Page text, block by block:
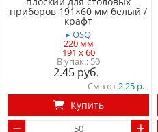
приборов 191×60 мм белый /
крафт
▸ OSQ
220 мм
191 x 60
50
2.45
Смв от2.25
Купить